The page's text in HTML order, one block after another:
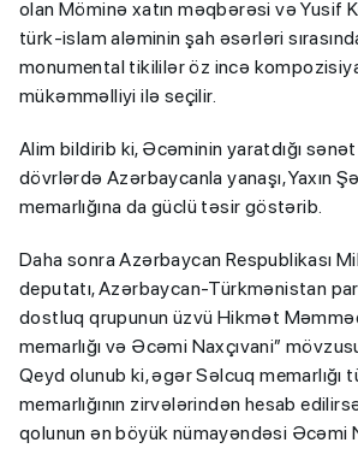
olan Möminə xatın məqbərəsi və Yusif
türk-islam aləminin şah əsərləri
monumental tikililər öz incə
mükəmməlliyi ilə seçilir.
Alim bildirib ki, Əcəminin yaratdığı
dövrlərdə Azərbaycanla yanaşı, Yaxın
memarlığına da güclü təsir göstərib.
Daha sonra Azərbaycan Respublikası
deputatı, Azərbaycan-Türkmənistan
dostluq qrupunun üzvü Hikmət
memarlığı və Əcəmi Naxçıvani”
Qeyd olunub ki, əgər Səlcuq memarlığı
memarlığının zirvələrindən hesab
qolunun ən böyük nümayəndəsi Əcəmi